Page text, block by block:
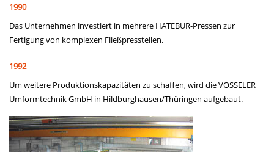
1990
Das Unternehmen investiert in mehrere HATEBUR-Pressen zur
Fertigung von komplexen Fließpressteilen.
1992
Um weitere Produktionskapazitäten zu schaffen, wird die VOSSELER
Umformtechnik GmbH in Hildburghausen/Thüringen aufgebaut.